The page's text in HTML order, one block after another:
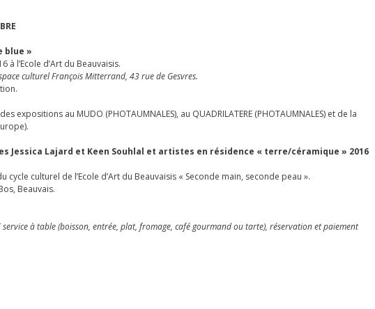
blue »
à l’Ecole d’Art du Beauvaisis.
culturel François Mitterrand, 43 rue de Gesvres.
des expositions au MUDO (PHOTAUMNALES), au QUADRILATERE (PHOTAUMNALES) et de la
Jessica Lajard et Keen Souhlal et artistes en résidence « terre/céramique » 2016
culturel de l’Ecole d’Art du Beauvaisis « Seconde main, seconde peau ».
Beauvais.
à table (boisson, entrée, plat, fromage, café gourmand ou tarte), réservation et paiement